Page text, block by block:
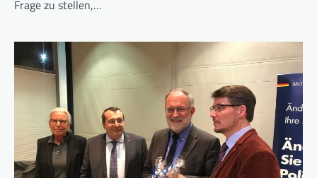
Frage zu stellen,…